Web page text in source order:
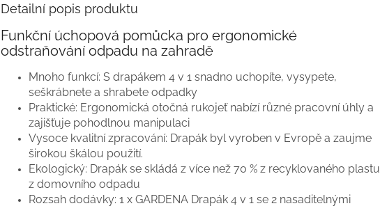
Detailní popis produktu
Funkční úchopová pomůcka pro ergonomické
odstraňování odpadu na zahradě
Mnoho funkcí: S drapákem 4 v 1 snadno uchopíte, vysypete,
seškrábnete a shrabete odpadky
Praktické: Ergonomická otočná rukojeť nabízí různé pracovní úhly a
zajišťuje pohodlnou manipulaci
Vysoce kvalitní zpracování: Drapák byl vyroben v Evropě a zaujme
širokou škálou použití.
Ekologický: Drapák se skládá z více než 70 % z recyklovaného plastu
z domovního odpadu
Rozsah dodávky: 1 x GARDENA Drapák 4 v 1 se 2 nasaditelnými